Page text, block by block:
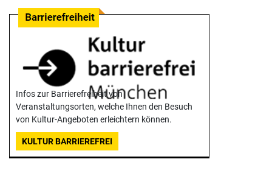
Infos zur Barrierefreiheit von
Veranstaltungsorten, welche Ihnen den Besuch
von Kultur-Angeboten erleichtern können.
KULTUR BARRIEREFREI